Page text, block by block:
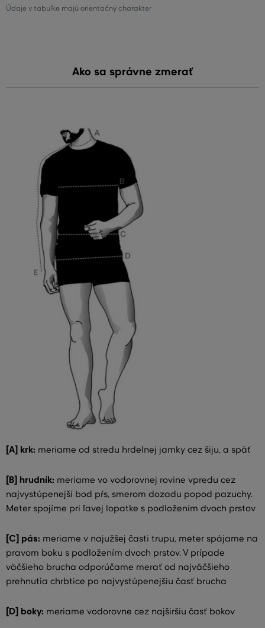
Údaje v tabuľke majú orientačný charakter
Ako sa správne zmerať
[A] krk: meriame od stredu hrdelnej jamky cez šiju, a späť
[B] hrudník: meriame vo vodorovnej rovine vpredu cez
najvystúpenejší bod pŕs, smerom dozadu popod pazuchy.
Meter spojíme pri ľavej lopatke s podložením dvoch prstov
[C] pás: meriame v najužšej časti trupu, meter spájame na
pravom boku s podložením dvoch prstov. V prípade
väčšieho brucha odporúčame merať od najväčšieho
prehnutia chrbtice po najvystúpenejšiu časť brucha
[D] boky: meriame vodorovne cez najširšiu časť bokov